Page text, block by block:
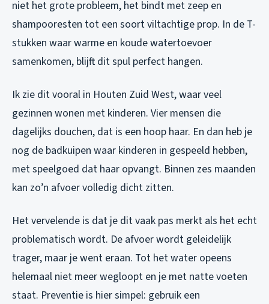
niet het grote probleem, het bindt met zeep en
shampooresten tot een soort viltachtige prop. In de T-
stukken waar warme en koude watertoevoer
samenkomen, blijft dit spul perfect hangen.
Ik zie dit vooral in Houten Zuid West, waar veel
gezinnen wonen met kinderen. Vier mensen die
dagelijks douchen, dat is een hoop haar. En dan heb je
nog de badkuipen waar kinderen in gespeeld hebben,
met speelgoed dat haar opvangt. Binnen zes maanden
kan zo’n afvoer volledig dicht zitten.
Het vervelende is dat je dit vaak pas merkt als het echt
problematisch wordt. De afvoer wordt geleidelijk
trager, maar je went eraan. Tot het water opeens
helemaal niet meer wegloopt en je met natte voeten
staat. Preventie is hier simpel: gebruik een